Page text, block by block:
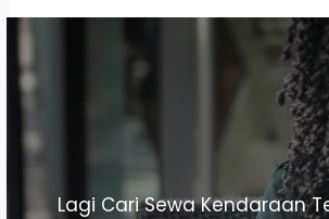
Lagi Cari Sewa Kendaraan